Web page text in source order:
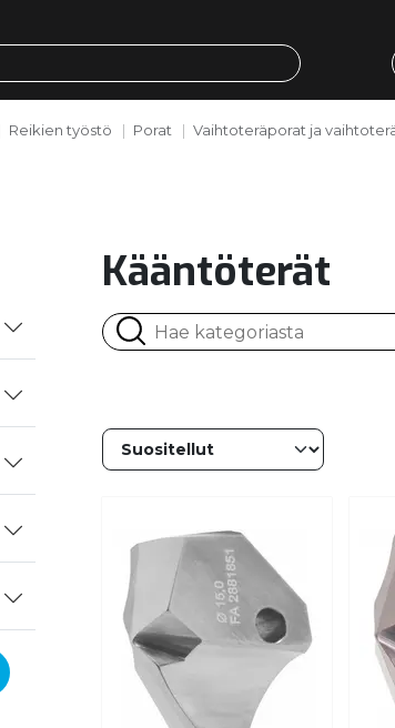
Reikien työstö Porat Vaihtoteräporat ja
Kääntöterät